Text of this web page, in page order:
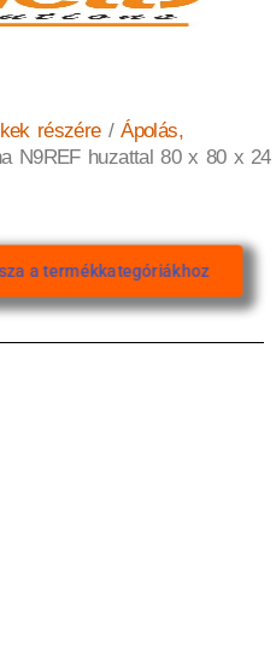
részére/Ápolás,
N9REF huzattal 80 x 80 x 24
a termékkategóriákhoz